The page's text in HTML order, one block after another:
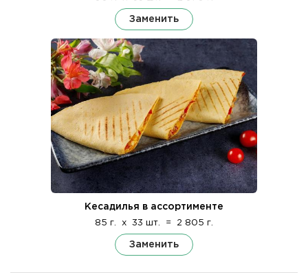
Заменить
Кесадилья в ассортименте
85 г. x 33 шт. = 2 805 г.
Заменить